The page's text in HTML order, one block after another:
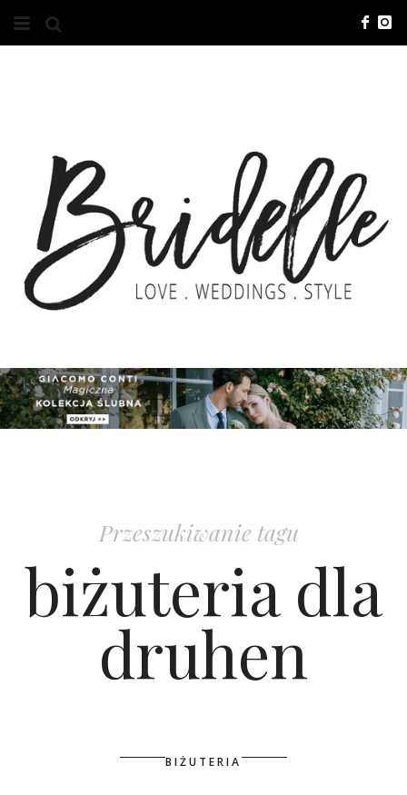
O NAS
KONTAKT
REKLAMA
ADVERTISING
ZGŁOSZENIA
KSIĄŻKI BRIDELLE
Przeszukiwanie tagu
biżuteria dla
druhen
BIŻUTERIA